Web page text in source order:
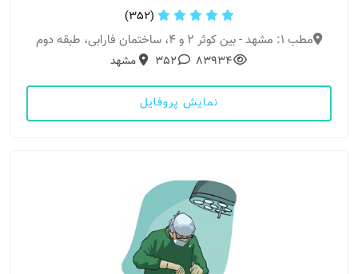
(352)
مطب 1: مشهد - بین کوثر 2 و 4، ساختمان فارابی، طبقه دوم
83934
352 مشهد
نمایش پروفایل